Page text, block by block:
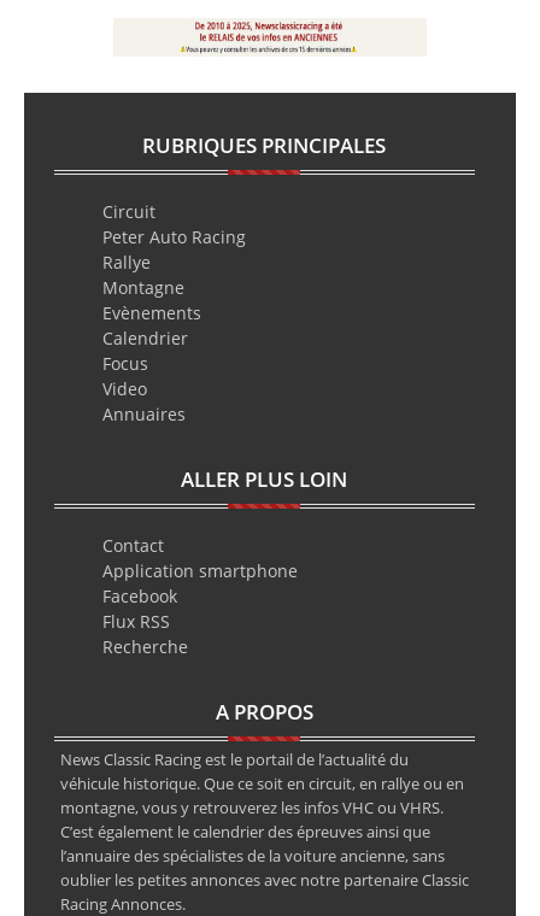
RUBRIQUES PRINCIPALES
Circuit
Peter Auto Racing
Rallye
Montagne
Evènements
Calendrier
Focus
Video
Annuaires
ALLER PLUS LOIN
Contact
Application smartphone
Facebook
Flux RSS
Recherche
A PROPOS
News Classic Racing est le portail de l’actualité du
véhicule historique. Que ce soit en circuit, en rallye ou en
montagne, vous y retrouverez les infos VHC ou VHRS.
C’est également le calendrier des épreuves ainsi que
l’annuaire des spécialistes de la voiture ancienne, sans
oublier les petites annonces avec notre partenaire Classic
Racing Annonces.